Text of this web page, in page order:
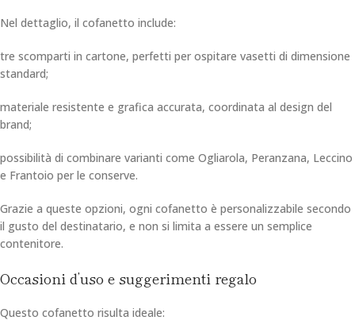
Nel dettaglio, il cofanetto include:
tre scomparti in cartone, perfetti per ospitare vasetti di dimensione
standard;
materiale resistente e grafica accurata, coordinata al design del
brand;
possibilità di combinare varianti come Ogliarola, Peranzana, Leccino
e Frantoio per le conserve.
Grazie a queste opzioni, ogni cofanetto è personalizzabile secondo
il gusto del destinatario, e non si limita a essere un semplice
contenitore.
Occasioni d’uso e suggerimenti regalo
Questo cofanetto risulta ideale: